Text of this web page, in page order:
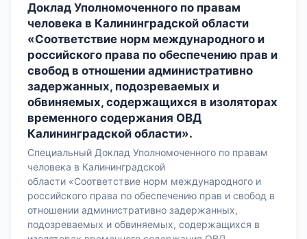
Доклад Уполномоченного по правам
человека в Калининградской области
«Соответствие норм международного и
российского права по обеспечению прав и
свобод в отношении административно
задержанных, подозреваемых и
обвиняемых, содержащихся в изоляторах
временного содержания ОВД
Калининградской области».
Специальный Доклад Уполномоченного по правам
человека в Калининградской
области «Соответствие норм международного и
российского права по обеспечению прав и свобод в
отношении административно задержанных,
подозреваемых и обвиняемых, содержащихся в